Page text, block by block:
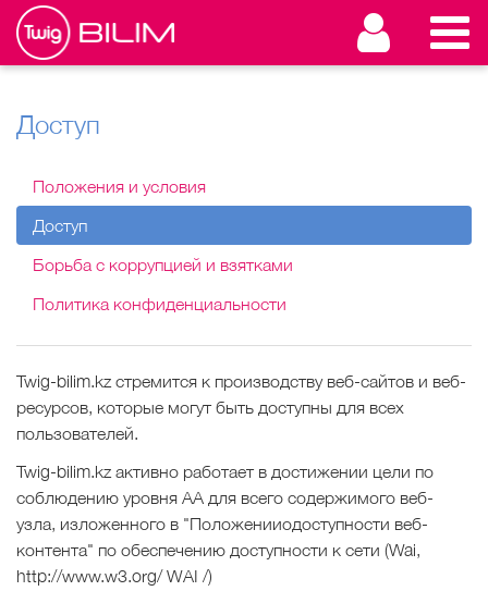
Доступ
Положения и условия
Доступ
Борьба с коррупцией и взятками
Политика конфиденциальности
Twig-bilim.kz стремится к производству веб-сайтов и веб-
ресурсов, которые могут быть доступны для всех
пользователей.
Twig-bilim.kz активно работает в достижении цели по
соблюдению уровня AA для всего содержимого веб-
узла, изложенного в "Положенииодоступности веб-
контента" по обеспечению доступности к сети (Wai,
http://www.w3.org/ WAI /)